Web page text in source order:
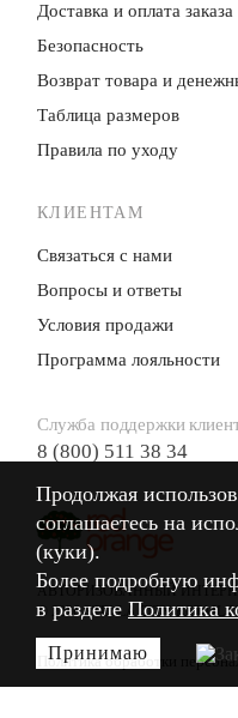
Доставка и оплата заказа
Безопасность
Возврат товара и
Таблица размеров
Правила по уходу
КЛИЕНТАМ
Связаться с нами
Вопросы и ответы
Условия продажи
Программа лояльности
Служба поддержки
8 (800) 511 38 34
Политика обработки
АВТОРИЗОВАННЫЙ
© 2026 STELLA CITY RETAIL
Продолжая
соглашаетесь на
(куки).
Более подробную
в разделе Политика
Принимаю
Продолжая
соглашаетесь на
(куки).
Более подробную
в разделе Политика
Принимаю